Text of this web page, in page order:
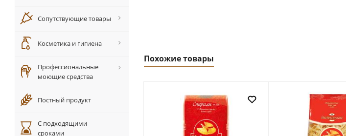
Похожие товары
Сопутствующие товары
Косметика и гигиена
Профессиональные
моющие средства
Постный продукт
С подходящими
сроками